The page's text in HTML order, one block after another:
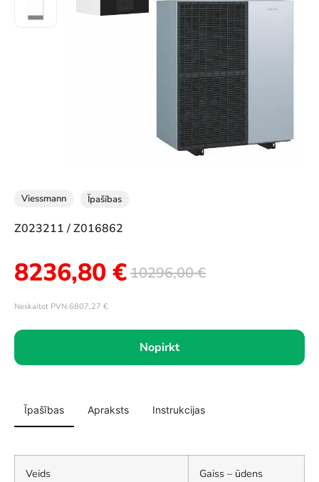
Viessmann Īpašības
Z023211 / Z016862
10296,00€
8236,80€
Neskaitot PVN:6807,27 €
Nopirkt
Īpašības Apraksts Instrukcijas
Veids Gaiss – ūdens